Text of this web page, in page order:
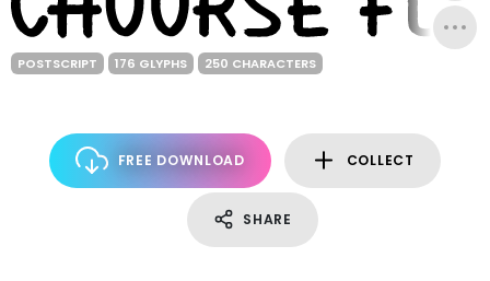
POSTSCRIPT 176 GLYPHS 250 CHARACTERS
FREE DOWNLOAD COLLECT
SHARE